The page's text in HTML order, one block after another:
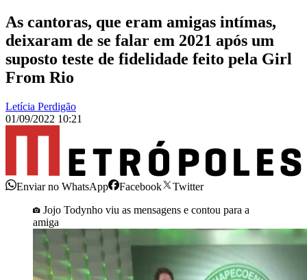
As cantoras, que eram amigas intímas,
deixaram de se falar em 2021 após um
suposto teste de fidelidade feito pela Girl
From Rio
Letícia Perdigão
01/09/2022 10:21
Enviar no WhatsApp Facebook
Twitter
Jojo Todynho viu as mensagens e contou para a
amiga